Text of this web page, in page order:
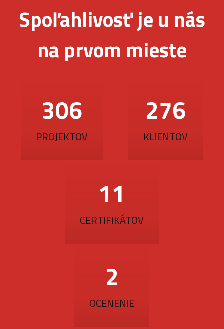
Spoľahlivosť je u nás
na prvom mieste
377
PROJEKTOV
340
KLIENTOV
14
CERTIFIKÁTOV
3
OCENENIE